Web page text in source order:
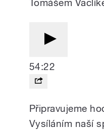
Tomášem
54:22
Připravujeme
Vysíláním naší